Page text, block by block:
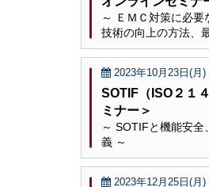
～ ＥＭＣ対策に必
技術の向上の方法、
2023年10月23日(月)
SOTIF（ISO２１
ミナー＞
～ SOTIFと機能安
義 ～
2023年12月25日(月)